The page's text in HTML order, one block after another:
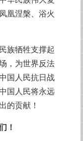
凰涅槃、浴火
族牺牲支撑起
，为世界反法
国人民抗日战
国人民将永远
的贡献！
！